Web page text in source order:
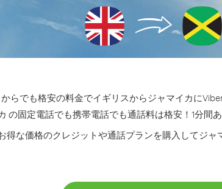
らでも格安の料金でイギリスからジャマイカに
の固定電話でも携帯電話でも通話料は格安！1分間あ
得な価格のクレジットや通話プランを購入してジャ